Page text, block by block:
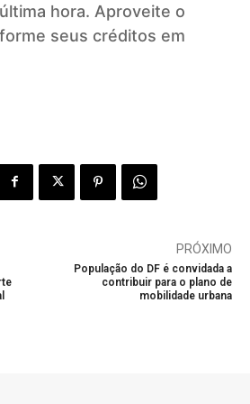
hora. Aproveite o
seus créditos em
PRÓXIMO
População do DF é convidada a
contribuir para o plano de
mobilidade urbana